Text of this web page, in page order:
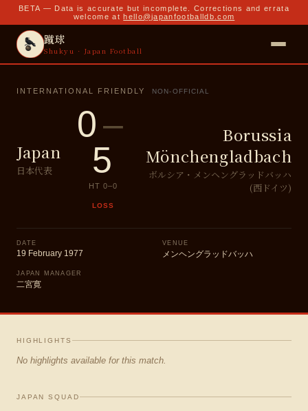
BETA — Data is accurate but incomplete. Corrections and errata
welcome at hello@japanfootballdb.com
蹴球
Shukyu · Japan Football
INTERNATIONAL FRIENDLY NON-OFFICIAL
Japan
日本代表
0–
5
HT 0–0
LOSS
Borussia
Mönchengladbach
ボルシア・メンヘングラッドバッハ
(西ドイツ)
DATE
19 February 1977
VENUE
メンヘングラッドバッハ
JAPAN MANAGER
二宮寛
HIGHLIGHTS
No highlights available for this match.
JAPAN SQUAD